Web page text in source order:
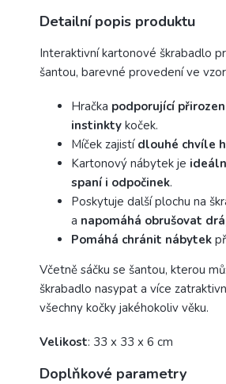
Detailní popis produktu
Interaktivní kartonové škrabadlo
šantou, barevné provedení ve
Hračka podporující
instinkty koček.
Míček zajistí dlouhé chvíle
Kartonový nábytek je
spaní i odpočinek.
Poskytuje další plochu na
a napomáhá obrušovat
Pomáhá chránit nábytek
Včetně sáčku se šantou, kterou
škrabadlo nasypat a více
všechny kočky jakéhokoliv věku.
Velikost: 33 x 33 x 6 cm
Doplňkové parametry